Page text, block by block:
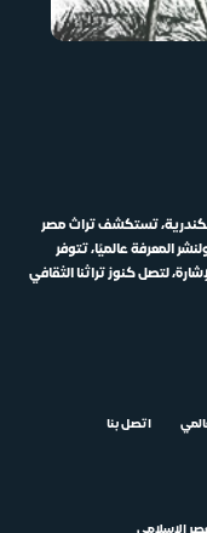
تستكشف تراث مصر
المعرفة عالميًا، تتوفر
لتصل كنوز تراثنا الثقافي
اتصل بنا
الإسلامي